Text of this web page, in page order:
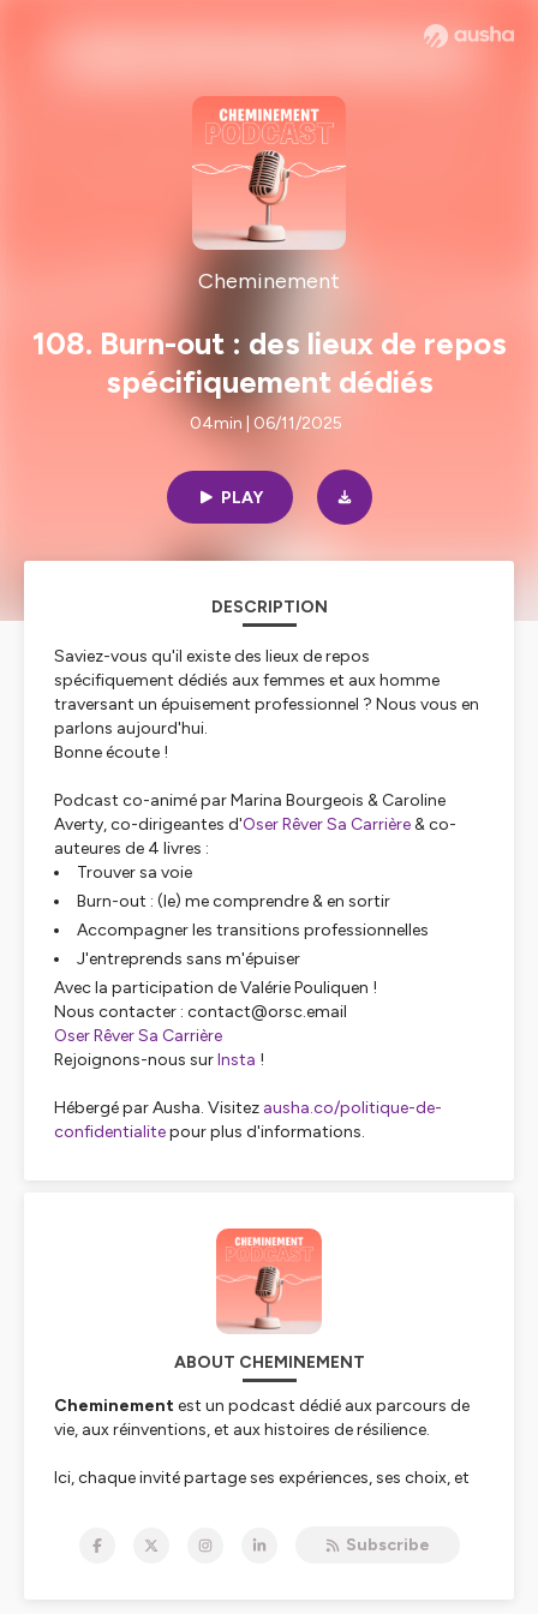
Cheminement
108. Burn-out : des lieux de repos
spécifiquement dédiés
04min | 06/11/2025
PLAY
DESCRIPTION
Saviez-vous qu'il existe des lieux de repos
spécifiquement dédiés aux femmes et aux homme
traversant un épuisement professionnel ? Nous vous en
parlons aujourd'hui.
Bonne écoute !
Podcast co-animé par Marina Bourgeois & Caroline
Averty, co-dirigeantes d'Oser Rêver Sa Carrière& co-
auteures de 4 livres :
Trouver sa voie
Burn-out : (le) me comprendre & en sortir
Accompagner les transitions professionnelles
J'entreprends sans m'épuiser
Avec la participation de Valérie Pouliquen !
Nous contacter : contact@orsc.email
Oser Rêver Sa Carrière
Rejoignons-nous surInsta !
Hébergé par Ausha. Visitez ausha.co/politique-de-
confidentialitepour plus d'informations.
ABOUT CHEMINEMENT
Cheminementest un podcast dédié aux parcours de
vie, aux réinventions, et aux histoires de résilience.
Ici, chaque invité partage ses expériences, ses choix, et
Que ce soit après une épreuve, un changement de vie ou
Subscribe